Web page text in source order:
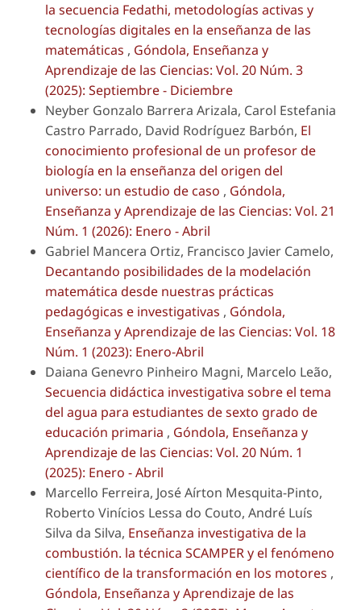
la secuencia Fedathi, metodologías activas y
tecnologías digitales en la enseñanza de las
matemáticas , Góndola, Enseñanza y
Aprendizaje de las Ciencias: Vol. 20 Núm. 3
(2025): Septiembre - Diciembre
Neyber Gonzalo Barrera Arizala, Carol Estefania
Castro Parrado, David Rodríguez Barbón, El
conocimiento profesional de un profesor de
biología en la enseñanza del origen del
universo: un estudio de caso , Góndola,
Enseñanza y Aprendizaje de las Ciencias: Vol. 21
Núm. 1 (2026): Enero - Abril
Gabriel Mancera Ortiz, Francisco Javier Camelo,
Decantando posibilidades de la modelación
matemática desde nuestras prácticas
pedagógicas e investigativas , Góndola,
Enseñanza y Aprendizaje de las Ciencias: Vol. 18
Núm. 1 (2023): Enero-Abril
Daiana Genevro Pinheiro Magni, Marcelo Leão,
Secuencia didáctica investigativa sobre el tema
del agua para estudiantes de sexto grado de
educación primaria , Góndola, Enseñanza y
Aprendizaje de las Ciencias: Vol. 20 Núm. 1
(2025): Enero - Abril
Marcello Ferreira, José Aírton Mesquita-Pinto,
Roberto Vinícios Lessa do Couto, André Luís
Silva da Silva, Enseñanza investigativa de la
combustión. la técnica SCAMPER y el fenómeno
científico de la transformación en los motores ,
Góndola, Enseñanza y Aprendizaje de las